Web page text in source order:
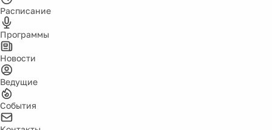
Расписание
Программы
Новости
Ведущие
События